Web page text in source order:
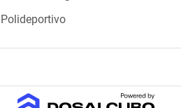
Polideportivo